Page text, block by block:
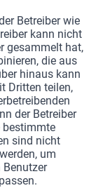
Betreiber wie
kann nicht
gesammelt hat,
die aus
hinaus kann
Dritten teilen,
der Betreiber
bestimmte
sind nicht
um
Benutzer